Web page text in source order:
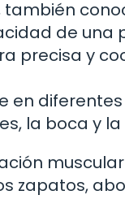
de una
precisa y
en
la boca y la
zapatos,